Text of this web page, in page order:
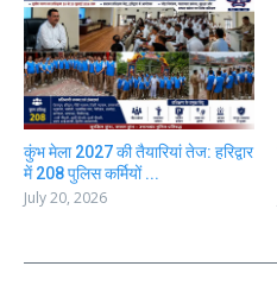
कुंभ मेला 2027 की तैयारियां तेज: हरिद्वार
में 208 पुलिस कर्मियों ...
July 20, 2026